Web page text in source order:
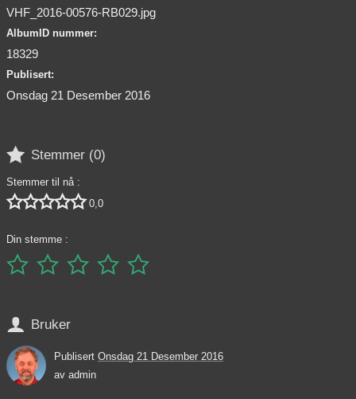
VHF_2016-00576-RB029.jpg
AlbumID nummer:
18329
Publisert:
Onsdag 21 Desember 2016
 Stemmer (0)
Stemmer til nå :
 0,0
Din stemme :
    
 Bruker
Publisert Onsdag 21 Desember 2016
av admin